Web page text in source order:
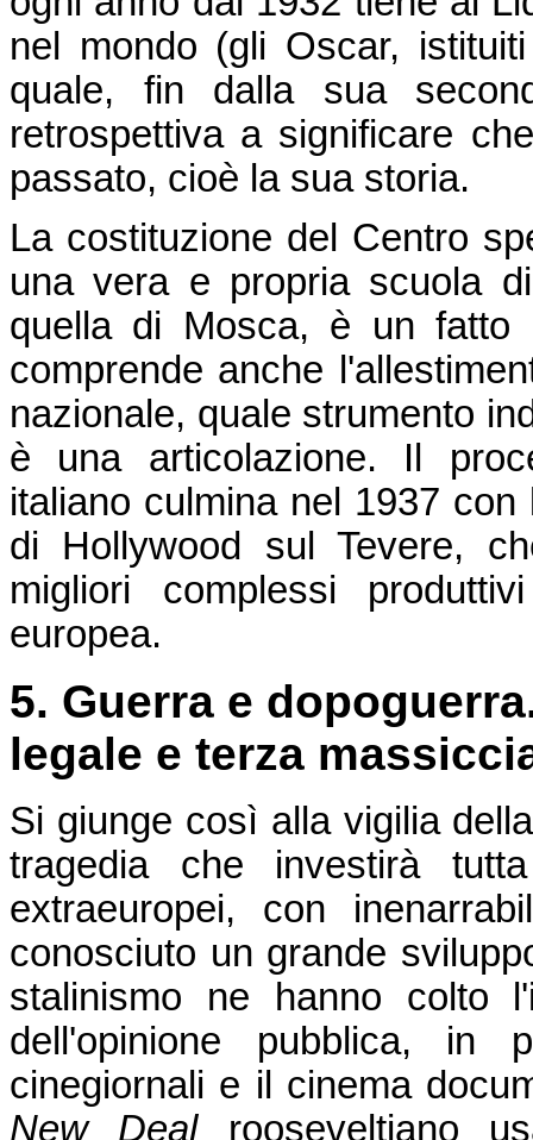
nel mondo (gli Oscar,
quale, fin dalla sua
retrospettiva a significare
passato, cioè la sua storia.
La costituzione del Centro
una vera e propria scuola
quella di Mosca, è un fatto
comprende anche
nazionale, quale strumento
è una articolazione. Il
italiano culmina nel 1937
di Hollywood sul Tevere,
migliori complessi
europea.
5. Guerra e
legale e terza
Si giunge così alla vigilia
tragedia che investirà
extraeuropei, con
conosciuto un grande
stalinismo ne hanno colto
dell'opinione pubblica, in
cinegiornali e il cinema
New Dealrooseveltiano